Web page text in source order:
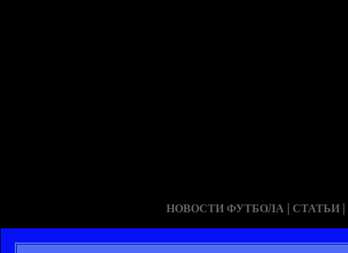
НОВОСТИ ФУТБОЛА | СТАТЬИ |